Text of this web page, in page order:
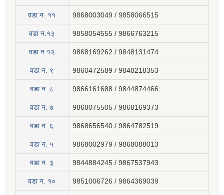
वडा न‍. ११ 9868003049 / 9858066515
वडा न.१३ 9858054555 / 9866763215
वडा न.१२ 9868169262 / 9848131474
वडा न. ९ 9860472589 / 9848218353
वडा न. ८ 9866161688 / 9844874466
वडा न. ७ 9868075505 / 9868169373
वडा न. ६ 9868656540 / 9864782519
वडा न. ५ 9868002979 / 9868088013
वडा न. ३ 9844884245 / 9867537943
वडा न. १० 9851006726 / 9864369039